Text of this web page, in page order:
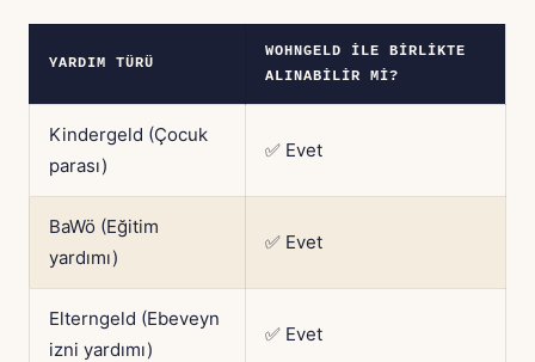
YARDIM TÜRÜ
WOHNGELD ILE BIRLIKTE
ALINABILIR MI?
Kindergeld (Çocuk
parası)
✅ Evet
BaWö (Eğitim
yardımı)
✅ Evet
Elterngeld (Ebeveyn
izni yardımı)
✅ Evet